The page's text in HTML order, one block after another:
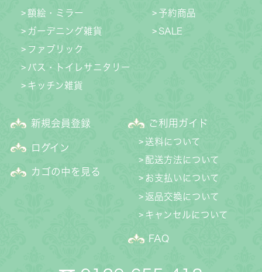
額絵・ミラー
ガーデニング雑貨
ファブリック
バス・トイレサニタリー
キッチン雑貨
予約商品
SALE
新規会員登録
ログイン
カゴの中を見る
ご利用ガイド
送料について
配送方法について
お支払いについて
返品交換について
キャンセルについて
FAQ